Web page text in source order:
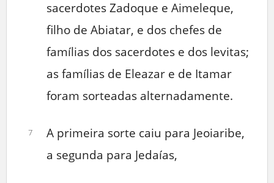
sacerdotes Zadoque e Aimeleque,
filho de Abiatar, e dos chefes de
famílias dos sacerdotes e dos levitas;
as famílias de Eleazar e de Itamar
foram sorteadas alternadamente.
7
A primeira sorte caiu para Jeoiaribe,
a segunda para Jedaías,